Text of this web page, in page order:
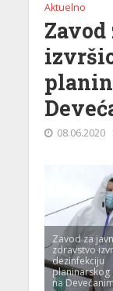
Aktuelno
08.06.2020
Zavod za
zdravstvo
dezinfekciju
planinarskog
na